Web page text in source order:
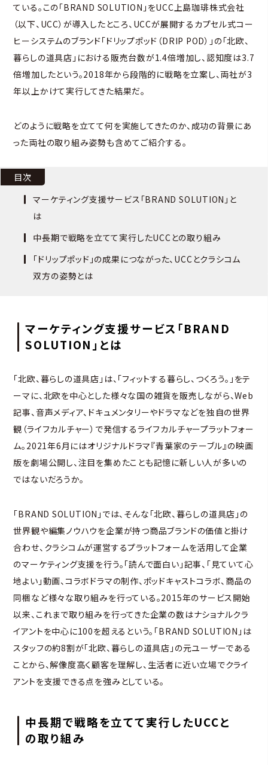
ている。この「BRAND SOLUTION」をUCC上島珈琲株式会社
（以下、UCC）が導入したところ、UCCが展開するカプセル式コー
ヒーシステムのブランド「ドリップポッド（DRIP POD）」の「北欧、
暮らしの道具店」における販売台数が1.4倍増加し、認知度は3.7
倍増加したという。2018年から段階的に戦略を立案し、両社が3
年以上かけて実行してきた結果だ。
どのように戦略を立てて何を実施してきたのか、成功の背景にあ
った両社の取り組み姿勢も含めてご紹介する。
目次
マーケティング支援サービス「BRAND SOLUTION」と
は
中長期で戦略を立てて実行したUCCとの取り組み
「ドリップポッド」の成果につながった、UCCとクラシコム
双方の姿勢とは
マーケティング支援サービス「BRAND
SOLUTION」とは
「北欧、暮らしの道具店」は、「フィットする暮らし、つくろう。」をテ
ーマに、北欧を中心とした様々な国の雑貨を販売しながら、Web
記事、音声メディア、ドキュメンタリーやドラマなどを独自の世界
観（ライフカルチャー）で発信するライフカルチャープラットフォー
ム。2021年6月にはオリジナルドラマ『青葉家のテーブル』の映画
版を劇場公開し、注目を集めたことも記憶に新しい人が多いの
ではないだろうか。
「BRAND SOLUTION」では、そんな「北欧、暮らしの道具店」の
世界観や編集ノウハウを企業が持つ商品ブランドの価値と掛け
合わせ、クラシコムが運営するプラットフォームを活用して企業
のマーケティング支援を行う。「読んで面白い」記事、「見ていて心
地よい」動画、コラボドラマの制作、ポッドキャストコラボ、商品の
同梱など様々な取り組みを行っている。2015年のサービス開始
以来、これまで取り組みを行ってきた企業の数はナショナルクラ
イアントを中心に100を超えるという。「BRAND SOLUTION」は
スタッフの約8割が「北欧、暮らしの道具店」の元ユーザーである
ことから、解像度高く顧客を理解し、生活者に近い立場でクライ
アントを支援できる点を強みとしている。
中長期で戦略を立てて実行したUCCと
の取り組み